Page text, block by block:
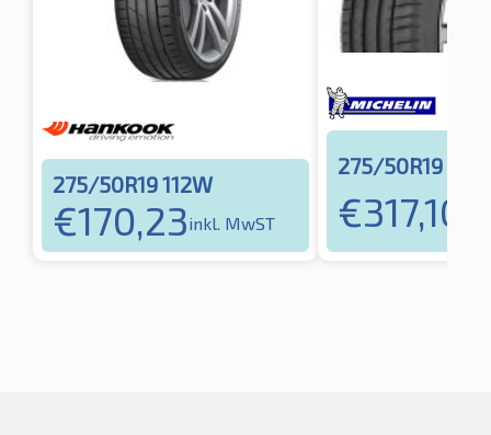
275/50R19 112W
€170,23inkl. MwST
275/50R19 112Y
€317,10